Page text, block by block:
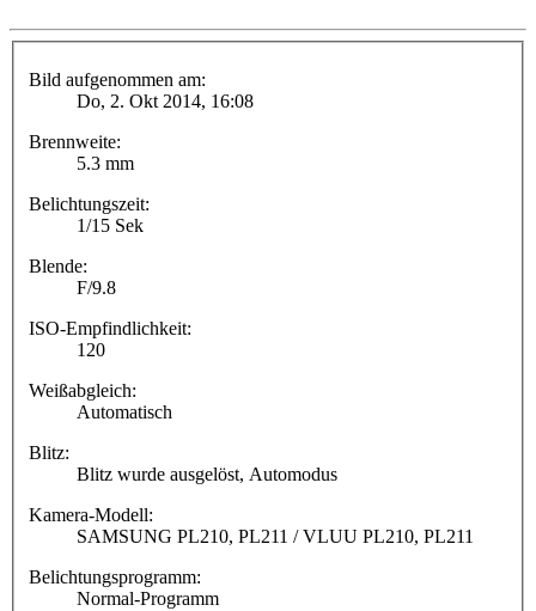
Bild aufgenommen am:
Do, 2. Okt 2014, 16:08
Brennweite:
5.3 mm
Belichtungszeit:
1/15 Sek
Blende:
F/9.8
ISO-Empfindlichkeit:
120
Weißabgleich:
Automatisch
Blitz:
Blitz wurde ausgelöst, Automodus
Kamera-Modell:
SAMSUNG PL210, PL211 / VLUU PL210, PL211
Belichtungsprogramm:
Normal-Programm